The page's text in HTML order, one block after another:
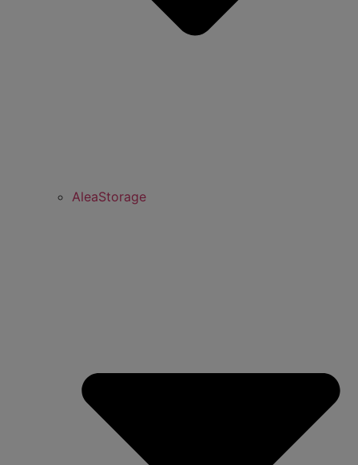
AleaStorage